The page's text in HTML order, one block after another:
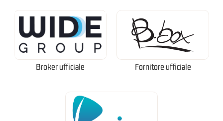
Broker ufficiale Fornitore ufficiale